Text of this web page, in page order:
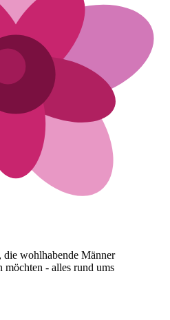
wohlhabende Männer
möchten - alles rund ums